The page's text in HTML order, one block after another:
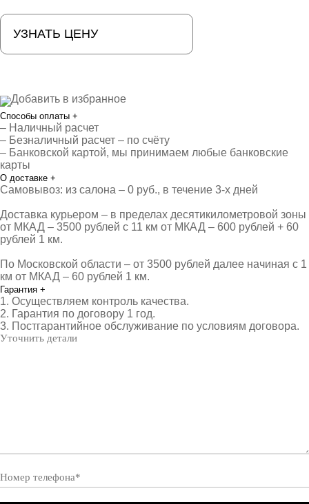
УЗНАТЬ ЦЕНУ
Добавить в избранное
Способы оплаты +
– Наличный расчет
– Безналичный расчет – по счёту
– Банковской картой, мы принимаем любые банковские
карты
О доставке +
Самовывоз: из салона – 0 руб., в течение 3-х дней
Доставка курьером – в пределах десятикилометровой зоны
от МКАД – 3500 рублей с 11 км от МКАД – 600 рублей + 60
рублей 1 км.
По Московской области – от 3500 рублей далее начиная с 1
км от МКАД – 60 рублей 1 км.
Гарантия +
1. Осуществляем контроль качества.
2. Гарантия по договору 1 год.
3. Постгарантийное обслуживание по условиям договора.